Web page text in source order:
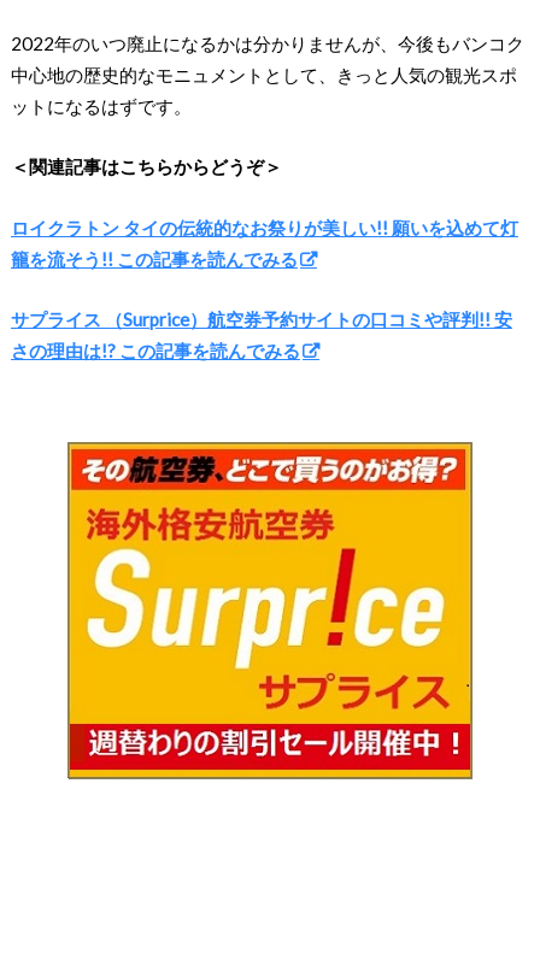
2022年のいつ廃止になるかは分かりませんが、今後もバンコク
中心地の歴史的なモニュメントとして、きっと人気の観光スポ
ットになるはずです。
＜関連記事はこちらからどうぞ＞
ロイクラトン タイの伝統的なお祭りが美しい!! 願いを込めて灯
籠を流そう!! この記事を読んでみる
サプライス （Surprice）航空券予約サイトの口コミや評判!! 安
さの理由は!? この記事を読んでみる